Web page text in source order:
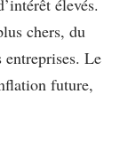
chers, du
Le
future,